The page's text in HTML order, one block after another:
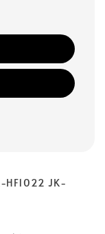
HF1022 JK-